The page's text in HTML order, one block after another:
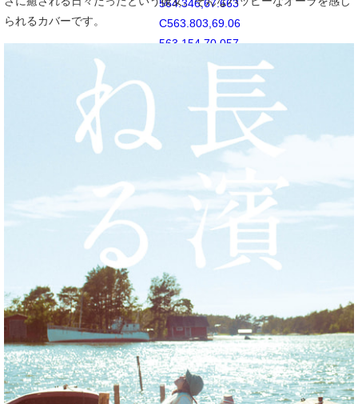
564.346,67.663
C563.803,69.06
563.154,70.057
562.106,71.106
C561.058,72.155
560.06,72.803
558.662,73.347
C557.607,73.757
C549.944,74.521
548.997,74.552
541,74.552
C533.003,74.552
532.056,74.521
528.898,74.378
C525.979,74.244
524.393,73.757
523.338,73.347
C521.94,72.803
られるカバーです。